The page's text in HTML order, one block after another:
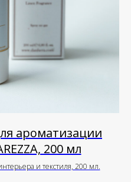
ароматизации
200 мл
и текстиля, 200 мл.